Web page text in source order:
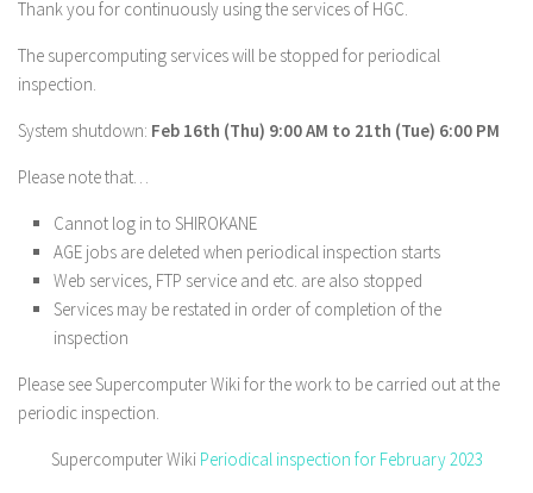
Thank you for continuously using the services of HGC.
The supercomputing services will be stopped for periodical
inspection.
System shutdown: Feb 16th (Thu) 9:00 AM to 21th (Tue) 6:00 PM
Please note that…
Cannot log in to SHIROKANE
AGE jobs are deleted when periodical inspection starts
Web services, FTP service and etc. are also stopped
Services may be restated in order of completion of the
inspection
Please see Supercomputer Wiki for the work to be carried out at the
periodic inspection.
Supercomputer Wiki Periodical inspection for February 2023